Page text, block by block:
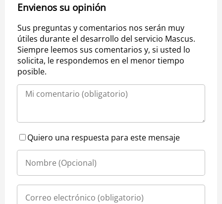
Envienos su opinión
Sus preguntas y comentarios nos serán muy
útiles durante el desarrollo del servicio Mascus.
Siempre leemos sus comentarios y, si usted lo
solicita, le respondemos en el menor tiempo
posible.
Quiero una respuesta para este mensaje